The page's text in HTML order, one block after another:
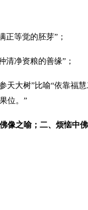
正等觉的胚芽”；
清净资粮的善缘”；
天大树”比喻“依靠福
位。”
之喻；二、烦恼中